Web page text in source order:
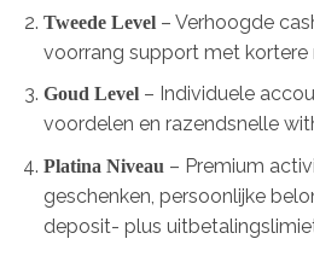
Tweede Level– Verhoogde
voorrang support met kortere
Goud Level– Individuele
voordelen en razendsnelle
Platina Niveau – Premium
geschenken, persoonlijke
deposit- plus